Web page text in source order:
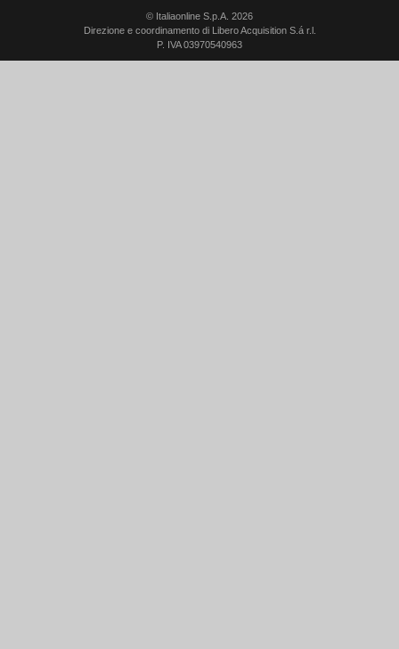
© Italiaonline S.p.A. 2026
Direzione e coordinamento di Libero Acquisition S.á r.l.
P. IVA 03970540963